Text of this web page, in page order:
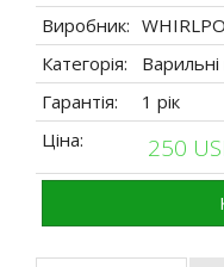
Виробник:
Категорія:
Варильні
Гарантія:
1 рік
Ціна:
250